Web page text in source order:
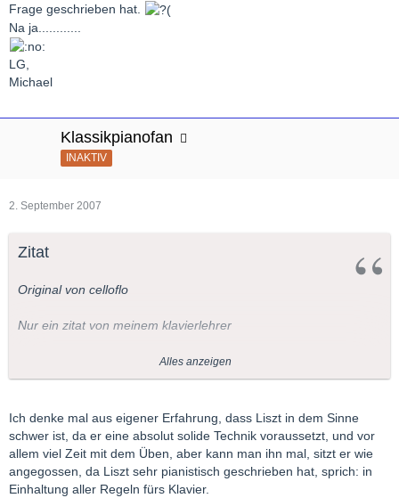
Frage geschrieben hat.
Na ja............
LG,
Michael
Klassikpianofan
INAKTIV
2. September 2007
Zitat
Original von celloflo
Nur ein zitat von meinem klavierlehrer
"Gegen so ein rachmaninov kk sind die tschaikowsky kk ein
kinderspiel. Recht was schwereres gibts nicht mehr außer Liszt."
Kann natürlich auch schmarrn sein, aber ich denke, so falsch
liegt er nicht.
LG florian
Alles anzeigen
Ich denke mal aus eigener Erfahrung, dass Liszt in dem Sinne
schwer ist, da er eine absolut solide Technik voraussetzt, und vor
allem viel Zeit mit dem Üben, aber kann man ihn mal, sitzt er wie
angegossen, da Liszt sehr pianistisch geschrieben hat, sprich: in
Einhaltung aller Regeln fürs Klavier.